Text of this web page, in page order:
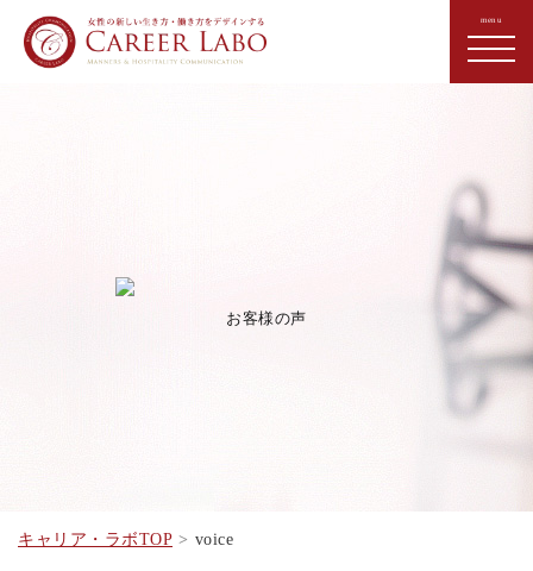
お客様の声
キャリア・ラボTOP voice